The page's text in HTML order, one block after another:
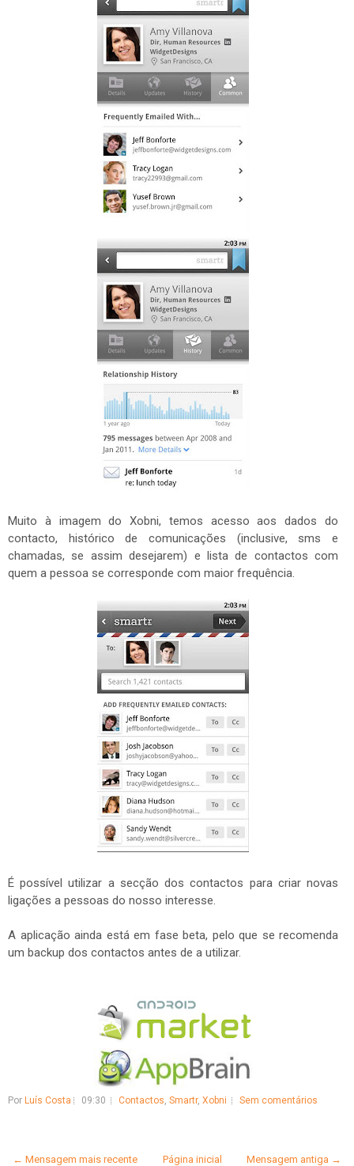
Muito à imagem do Xobni, temos acesso aos dados do
contacto, histórico de comunicações (inclusive, sms e
chamadas, se assim desejarem) e lista de contactos com
quem a pessoa se corresponde com maior frequência.
É possível utilizar a secção dos contactos para criar novas
ligações a pessoas do nosso interesse.
A aplicação ainda está em fase beta, pelo que se recomenda
um backup dos contactos antes de a utilizar.
Por Luís Costa 09:30 Contactos, Smartr, Xobni Sem comentários
← Mensagem mais recente Mensagem antiga →
Página inicial